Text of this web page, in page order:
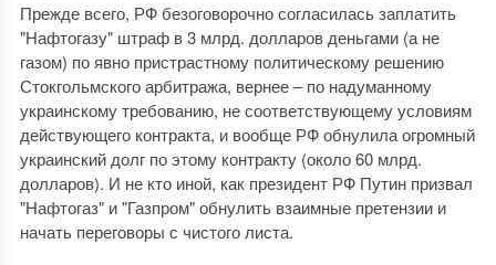
Прежде всего, РФ безоговорочно согласилась заплатить
"Нафтогазу" штраф в 3 млрд. долларов деньгами (а не
газом) по явно пристрастному политическому решению
Стокгольмского арбитража, вернее ‒ по надуманному
украинскому требованию, не соответствующему условиям
действующего контракта, и вообще РФ обнулила огромный
украинский долг по этому контракту (около 60 млрд.
долларов). И не кто иной, как президент РФ Путин призвал
"Нафтогаз" и "Газпром" обнулить взаимные претензии и
начать переговоры с чистого листа.